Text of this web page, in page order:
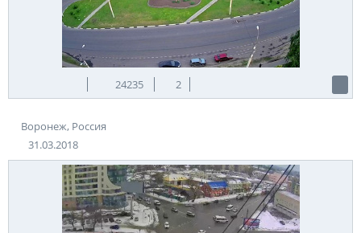
24235 2
Воронеж, Россия
31.03.2018